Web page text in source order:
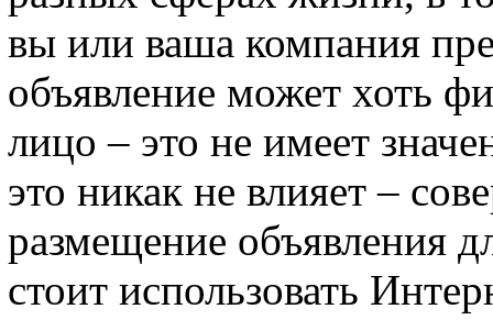
вы или ваша компания
объявление может хоть
лицо – это не имеет
это никак не влияет –
размещение объявления
стоит использовать